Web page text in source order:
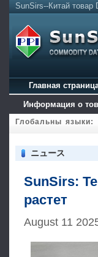
SunSirs--Китай товар
Главная
Информация о
Глобальны языки:
ニュース
SunSirs:
растет
August 11